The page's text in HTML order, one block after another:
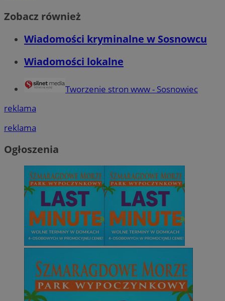
Zobacz również
Wiadomości kryminalne w Sosnowcu
Wiadomości lokalne
Tworzenie stron www - Sosnowiec
reklama
reklama
Ogłoszenia